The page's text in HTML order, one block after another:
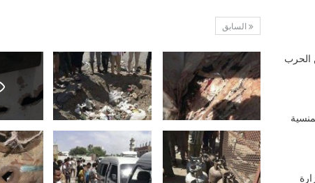
السابق
سنوات من الحرب